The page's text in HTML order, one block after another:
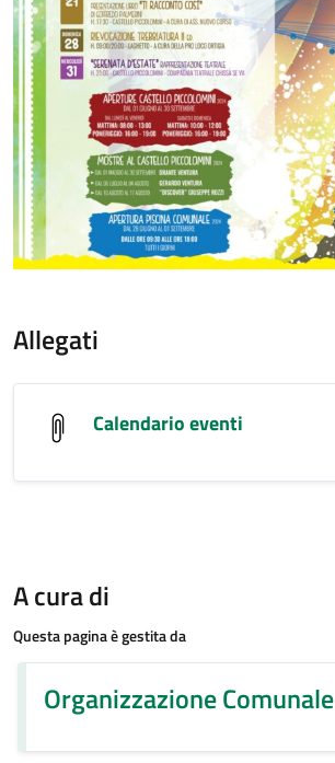
Allegati
Calendario eventi
A cura di
Questa pagina è gestita da
Organizzazione Comunale